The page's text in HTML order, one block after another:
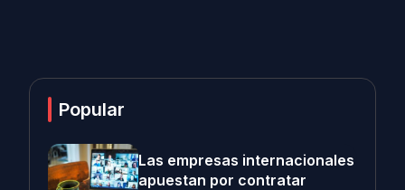
Popular
Las empresas internacionales
apuestan por contratar